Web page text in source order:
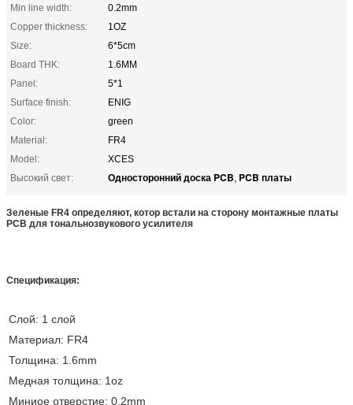
Min line width:
0.2mm
Copper thickness:
1OZ
Size:
6*5cm
Board THK:
1.6MM
Panel:
5*1
Surface finish:
ENIG
Color:
green
Material:
FR4
Model:
XCES
Высокий свет:
Односторонний доска PCB, PCB платы
Зеленые FR4 определяют, котор встали на сторону монтажные платы
PCB для тональнозвукового усилителя
Спецификация:
Слой: 1 слой
Материал: FR4
Толщина: 1.6mm
Медная толщина: 1oz
Миниое отверстие: 0.2mm